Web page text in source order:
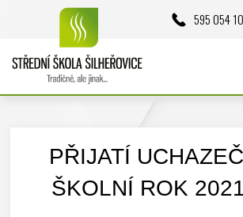
595 054
PŘIJATÍ
ŠKOLNÍ ROK